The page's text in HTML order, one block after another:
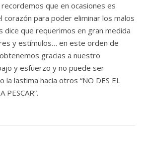
que en ocasiones es
corazón para poder eliminar los malos
dice que requerimos en gran medida
y estímulos… en este orden de
gracias a nuestro
y esfuerzo y no puede ser
lastima hacia otros “NO DES EL
PESCAR”.